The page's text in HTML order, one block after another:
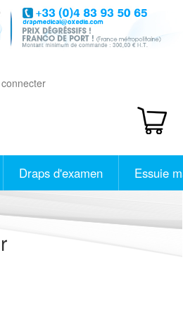
Draps d'examen Essuie